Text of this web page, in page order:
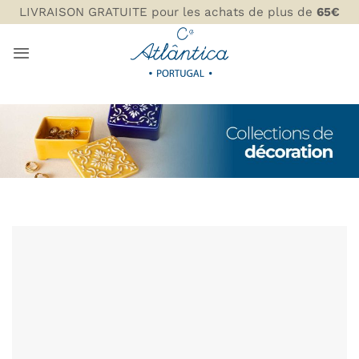
Passer
au
contenu
LIVRAISON GRATUITE pour les achats de plus de 65€